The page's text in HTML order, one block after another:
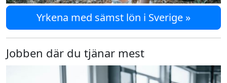
Yrkena med sämst lön i Sverige »
Jobben där du tjänar mest